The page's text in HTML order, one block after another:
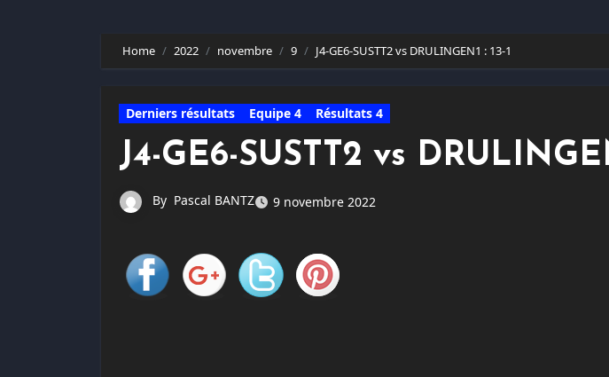
Home 2022 novembre 9 J4-GE6-SUSTT2 vs DRULINGEN1 : 13-1
Derniers résultats Equipe 4 Résultats 4
J4-GE6-SUSTT2 vs
By Pascal BANTZ 9 novembre 2022